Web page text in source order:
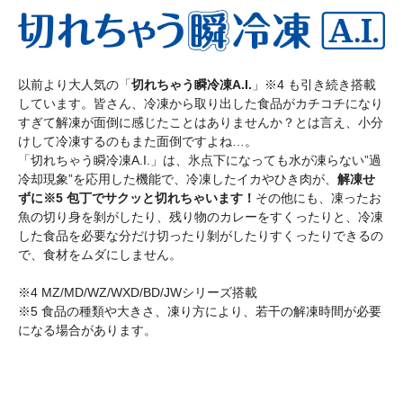
以前より大人気の「切れちゃう瞬冷凍A.I. 」※4 も引き続き搭載
しています。皆さん、冷凍から取り出した食品がカチコチになり
すぎて解凍が面倒に感じたことはありませんか？とは言え、小分
けして冷凍するのもまた面倒ですよね…。
「切れちゃう瞬冷凍A.I.」は、氷点下になっても水が凍らない”過
冷却現象”を応用した機能で、冷凍したイカやひき肉が、 解凍せ
ずに※5 包丁でサクッと切れちゃいます！ その他にも、凍ったお
魚の切り身を剝がしたり、残り物のカレーをすくったりと、冷凍
した食品を必要な分だけ切ったり剝がしたりすくったりできるの
で、食材をムダにしません。
※4 MZ/MD/WZ/WXD/BD/JWシリーズ搭載
※5 食品の種類や大きさ、凍り方により、若干の解凍時間が必要
になる場合があります。